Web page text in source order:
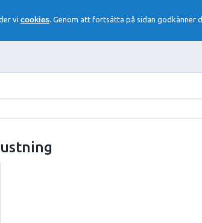
vi cookies. Genom att fortsätta på sidan godkänner